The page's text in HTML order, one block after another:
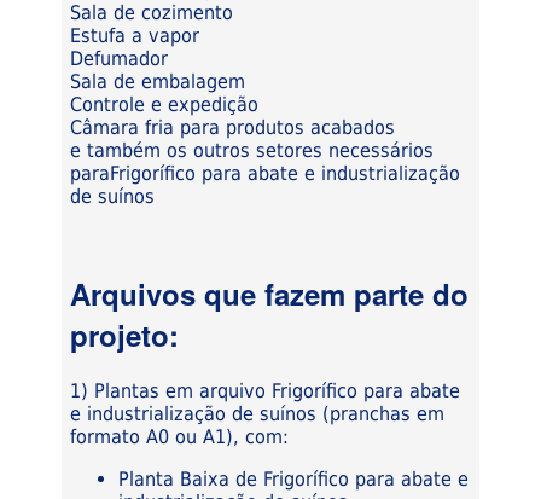
Sala de cozimento
Estufa a vapor
Defumador
Sala de embalagem
Controle e expedição
Câmara fria para produtos acabados
e também os outros setores necessários
paraFrigorífico para abate e industrialização
de suínos
Arquivos que fazem parte do
projeto:
1) Plantas em arquivo Frigorífico para abate
e industrialização de suínos (pranchas em
formato A0 ou A1), com:
Planta Baixa de Frigorífico para abate e